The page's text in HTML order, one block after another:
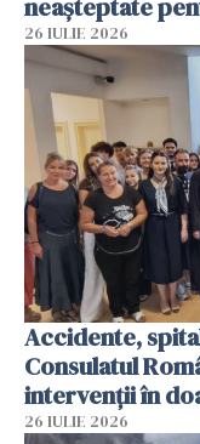
26 IULIE 2026
Accidente,
Consulatul
intervenții în
26 IULIE 2026